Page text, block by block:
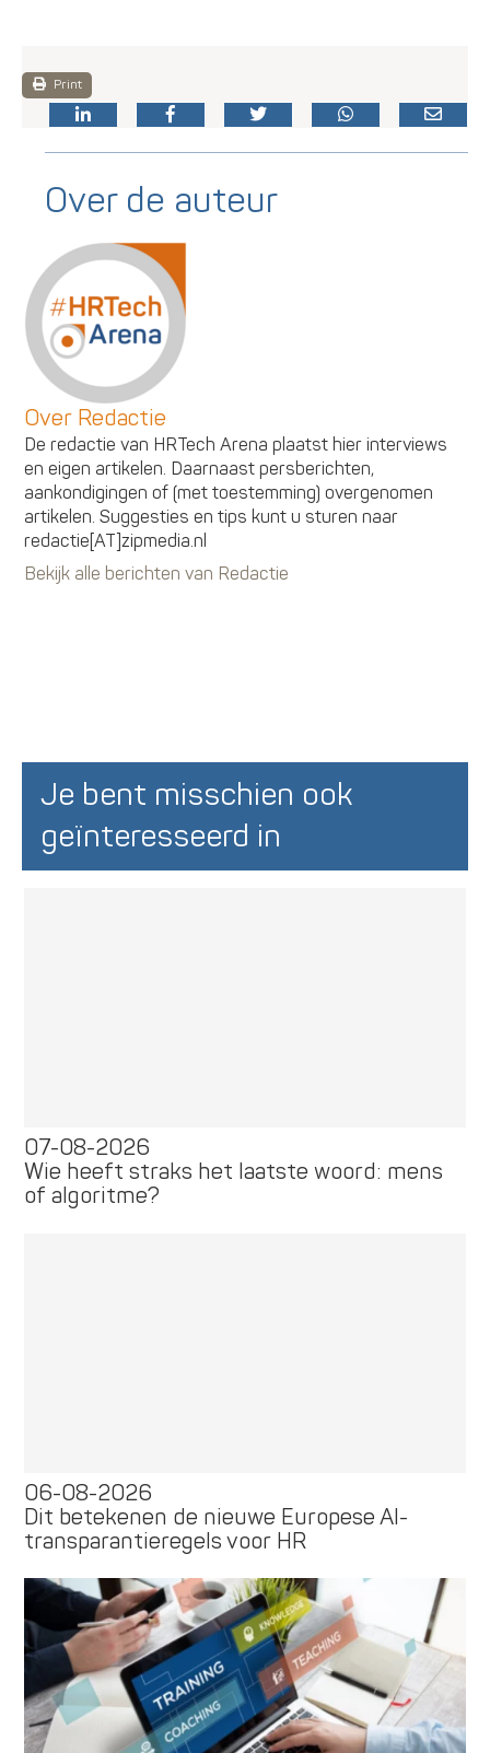
Print
Over de auteur
Over Redactie
De redactie van HRTech Arena plaatst hier interviews
en eigen artikelen. Daarnaast persberichten,
aankondigingen of (met toestemming) overgenomen
artikelen. Suggesties en tips kunt u sturen naar
redactie[AT]zipmedia.nl
Bekijk alle berichten van Redactie
Je bent misschien ook
geïnteresseerd in
07-08-2026
Wie heeft straks het laatste woord: mens
of algoritme?
06-08-2026
Dit betekenen de nieuwe Europese AI-
transparantieregels voor HR